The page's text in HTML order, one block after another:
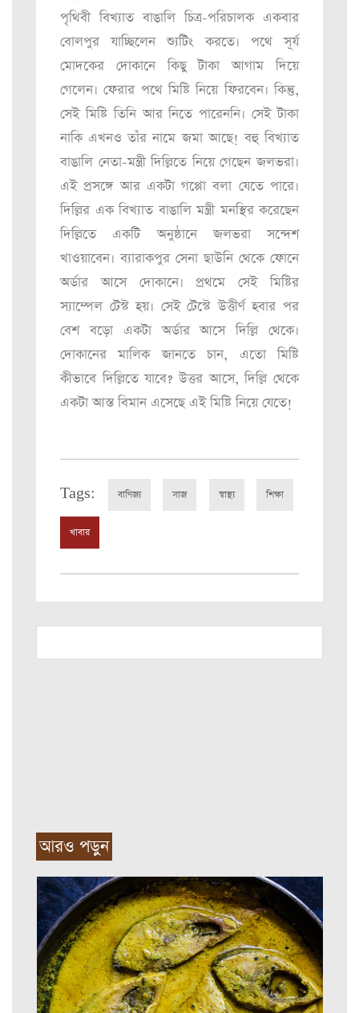
পৃথিবী বিখ্যাত বাঙালি চিত্র-পরিচালক একবার
বোলপুর যাচ্ছিলেন শ্যুটিং করতে। পথে সূর্য
মোদকের দোকানে কিছু টাকা আগাম দিয়ে
গেলেন। ফেরার পথে মিষ্টি নিয়ে ফিরবেন। কিন্তু,
সেই মিষ্টি তিনি আর নিতে পারেননি। সেই টাকা
নাকি এখনও তাঁর নামে জমা আছে! বহু বিখ্যাত
বাঙালি নেতা-মন্ত্রী দিল্লিতে নিয়ে গেছেন জলভরা।
এই প্রসঙ্গে আর একটা গপ্পো বলা যেতে পারে।
দিল্লির এক বিখ্যাত বাঙালি মন্ত্রী মনস্থির করেছেন
দিল্লিতে একটি অনুষ্ঠানে জলভরা সন্দেশ
খাওয়াবেন। ব্যারাকপুর সেনা ছাউনি থেকে ফোনে
অর্ডার আসে দোকানে। প্রথমে সেই মিষ্টির
স্যাম্পেল টেস্ট হয়। সেই টেস্টে উত্তীর্ণ হবার পর
বেশ বড়ো একটা অর্ডার আসে দিল্লি থেকে।
দোকানের মালিক জানতে চান, এতো মিষ্টি
কীভাবে দিল্লিতে যাবে? উত্তর আসে, দিল্লি থেকে
একটা আস্ত বিমান এসেছে এই মিষ্টি নিয়ে যেতে!
Tags: বাণিজ্য সাজ স্বাস্থ্য শিক্ষা
খাবার
আরও পড়ুন